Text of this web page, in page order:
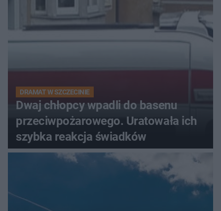
DRAMAT W SZCZECINIE
Dwaj chłopcy wpadli do basenu
przeciwpożarowego. Uratowała ich
szybka reakcja świadków